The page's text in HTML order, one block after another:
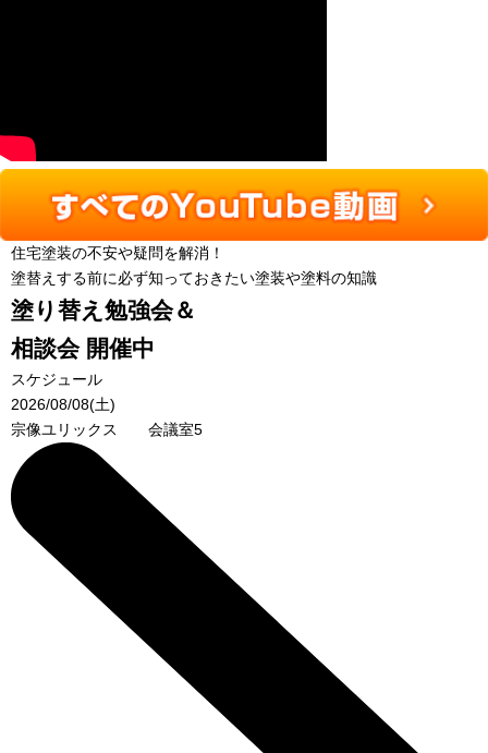
住宅塗装の不安や疑問を解消！
塗替えする前に必ず知っておきたい塗装や塗料の知識
塗り替え勉強会＆
相談会 開催中
スケジュール
2026/08/08(土)
宗像ユリックス 会議室5